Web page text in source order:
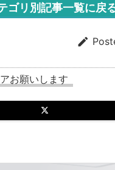
ゴリ別記事一覧に戻

お願いします